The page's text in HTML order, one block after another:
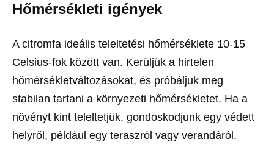
Hőmérsékleti igények
A citromfa ideális teleltetési hőmérséklete 10-15
Celsius-fok között van. Kerüljük a hirtelen
hőmérsékletváltozásokat, és próbáljuk meg
stabilan tartani a környezeti hőmérsékletet. Ha a
növényt kint teleltetjük, gondoskodjunk egy védett
helyről, például egy teraszról vagy verandáról.